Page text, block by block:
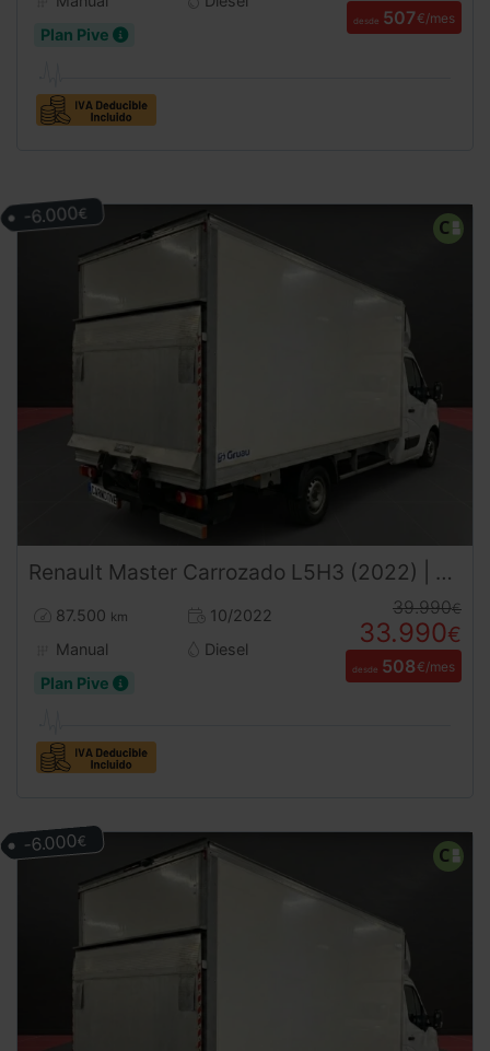
Plan Pive
desde 507€/mes
Renault Master Carrozado L5H3 (2022) | Caja 4,60m | Trampilla | 3500kg | Carnet B
87.500 km
10/2022
Manual
Diesel
Plan Pive
39.990€
33.990€
desde 508€/mes
-6.000€
-6.000€